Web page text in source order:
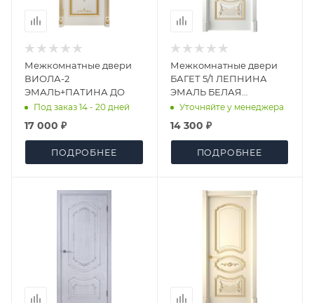
Межкомнатные двери
ВИОЛА-2
ЭМАЛЬ+ПАТИНА ДО
Под заказ 14 - 20 дней
17 000 ₽
ПОДРОБНЕЕ
Межкомнатные двери
БАГЕТ 5/1 ЛЕПНИНА
ЭМАЛЬ БЕЛАЯ
(ГЛАДКАЯ) ДГ
Уточняйте у менеджера
14 300 ₽
ПОДРОБНЕЕ